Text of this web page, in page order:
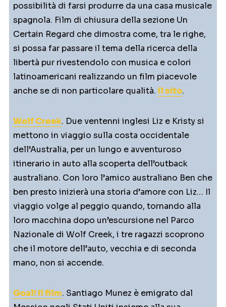
possibilità di farsi produrre da una casa musicale
spagnola. Film di chiusura della sezione Un
Certain Regard che dimostra come, tra le righe,
si possa far passare il tema della ricerca della
libertà pur rivestendolo con musica e colori
latinoamericani realizzando un film piacevole
anche se di non particolare qualità. Il sito.
Wolf Creek. Due ventenni inglesi Liz e Kristy si
mettono in viaggio sulla costa occidentale
dell’Australia, per un lungo e avventuroso
itinerario in auto alla scoperta dell’outback
australiano. Con loro l’amico australiano Ben che
ben presto inizierà una storia d’amore con Liz… Il
viaggio volge al peggio quando, tornando alla
loro macchina dopo un’escursione nel Parco
Nazionale di Wolf Creek, i tre ragazzi scoprono
che il motore dell’auto, vecchia e di seconda
mano, non si accende.
Goal! Il film. Santiago Munez è emigrato dal